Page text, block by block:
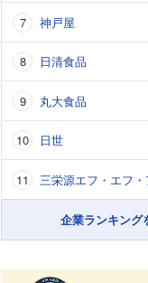
神戸屋
日清食品
丸大食品
日世
三栄源エフ・エフ・
企業ランキング